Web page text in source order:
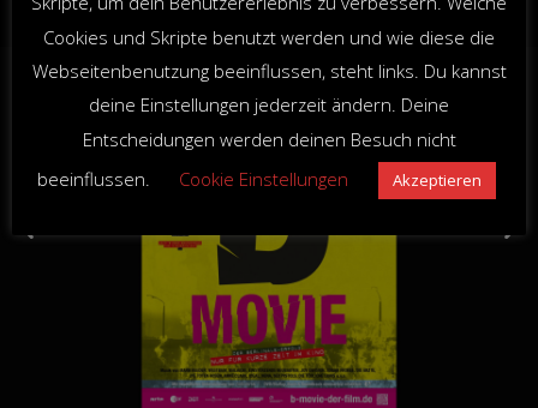
Cookies und Skripte benutzt werden und wie diese die
Webseitenbenutzung beeinflussen, steht links. Du kannst
deine Einstellungen jederzeit ändern. Deine
Entscheidungen werden deinen Besuch nicht
beeinflussen.
Cookie Einstellungen Akzeptieren